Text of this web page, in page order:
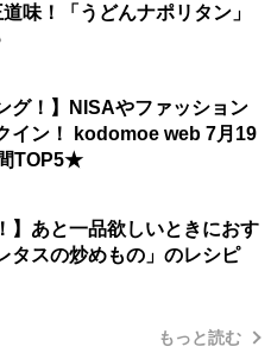
味！「うどんナポリタン」
グ！】NISAやファッション
イン！ kodomoe web 7月19
TOP5★
】あと一品欲しいときにおす
タスの炒めもの」のレシピ
もっと読む